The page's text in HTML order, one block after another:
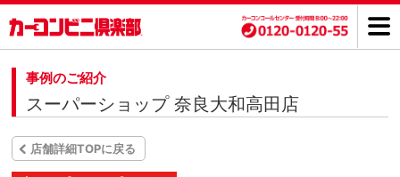
事例のご紹介
スーパーショップ 奈良大和高田店
店舗詳細TOPに戻る